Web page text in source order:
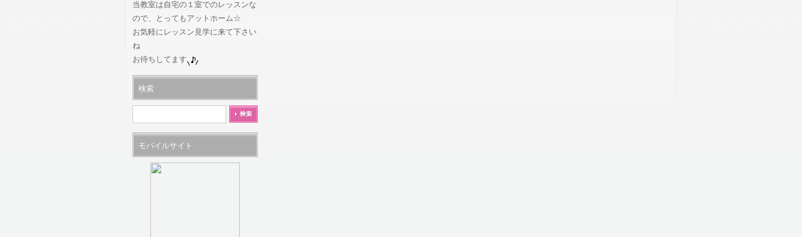
当教室は自宅の１室でのレッスンな
ので、とってもアットホーム☆
お気軽にレッスン見学に来て下さい
ね
お待ちしてます
検索
モバイルサイト